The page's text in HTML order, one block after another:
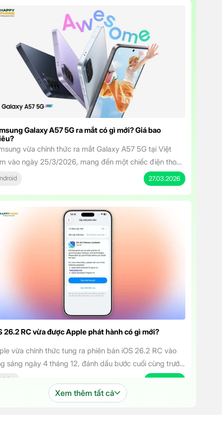
Galaxy A57 5G ra mắt có gì mới? Giá bao
vừa chính thức ra mắt Galaxy A57 5G tại Việt
vào ngày 25/3/2026, mang đến một chiếc điện thoại
trung sở hữu thiết kế cao cấp, hiệu năng mạnh mẽ và
tính năng AI thông minh. Với mức giá khởi điểm chỉ từ
đồng, mẫu máy này hứa hẹn sẽ […]
27.03.2026
26.2 RC vừa được Apple phát hành có gì mới?
vừa chính thức tung ra phiên bản iOS 26.2 RC vào
sáng ngày 4 tháng 12, đánh dấu bước cuối cùng trước
bản cập nhật chính thức đến tay người dùng. Phiên bản
mang đến một số cải tiến thú vị, tập trung vào việc
cao trải nghiệm người dùng […]
IOS 04.12.2025
Xem thêm tất cả